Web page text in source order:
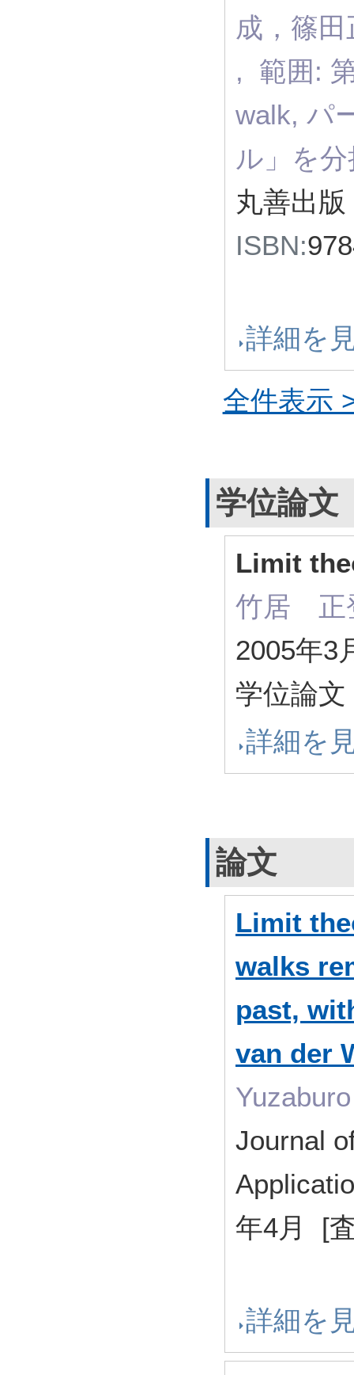
成，篠
, 範囲:
walk, パ
ル」を
丸善出
ISBN:
詳細を
全件表示
学位論文
Limit
竹居 正
2005年3
学位論
詳細を
論文
Limit
walks
past,
van der
Journal
年4月 [
詳細を